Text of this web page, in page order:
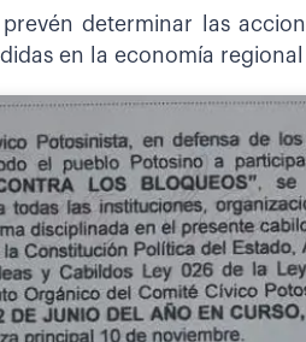
determinar las
en la economía